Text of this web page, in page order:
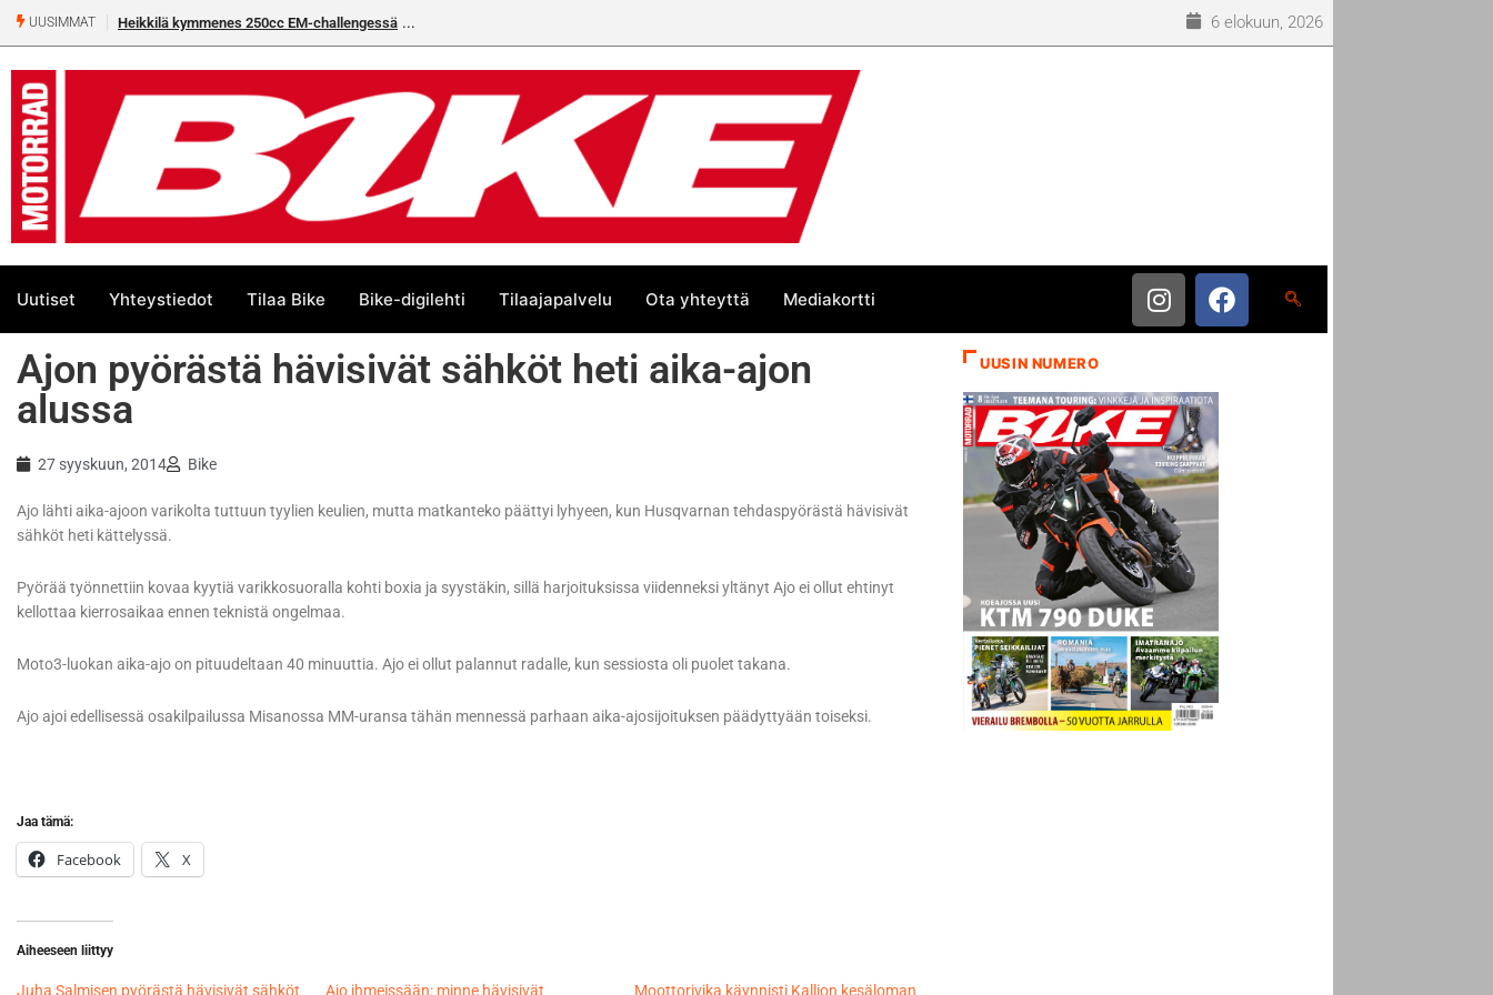
UUSIMMAT Heikkilä kymmenes 250cc EM-challengessä 6 elokuun, 2026
Uutiset Yhteystiedot Tilaa Bike Bike-digilehti Tilaajapalvelu Ota yhteyttä Mediakortti
Ajon pyörästä hävisivät sähköt heti aika-ajon
alussa
27 syyskuun, 2014 Bike
Ajo lähti aika-ajoon varikolta tuttuun tyylien keulien, mutta matkanteko päättyi lyhyeen, kun Husqvarnan tehdaspyörästä hävisivät
sähköt heti kättelyssä.
Pyörää työnnettiin kovaa kyytiä varikkosuoralla kohti boxia ja syystäkin, sillä harjoituksissa viidenneksi yltänyt Ajo ei ollut ehtinyt
kellottaa kierrosaikaa ennen teknistä ongelmaa.
Moto3-luokan aika-ajo on pituudeltaan 40 minuuttia. Ajo ei ollut palannut radalle, kun sessiosta oli puolet takana.
Ajo ajoi edellisessä osakilpailussa Misanossa MM-uransa tähän mennessä parhaan aika-ajosijoituksen päädyttyään toiseksi.
Jaa tämä:
Facebook X
Aiheeseen liittyy
Juha Salmisen pyörästä hävisivät sähköt Ajo ihmeissään: minne hävisivät Moottorivika käynnisti Kallion kesäloman
UUSIN NUMERO